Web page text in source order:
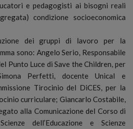
e pedagogisti ai bisogni reali
condizione socioeconomica
dei gruppi di lavoro per la
sono: Angelo Serio, Responsabile
Punto Luce di Save the Children, per
Perfetti, docente Unical e
Tirocinio del DiCES, per la
curriculare; Giancarlo Costabile,
alla Comunicazione del Corso di
dell’Educazione e Scienze